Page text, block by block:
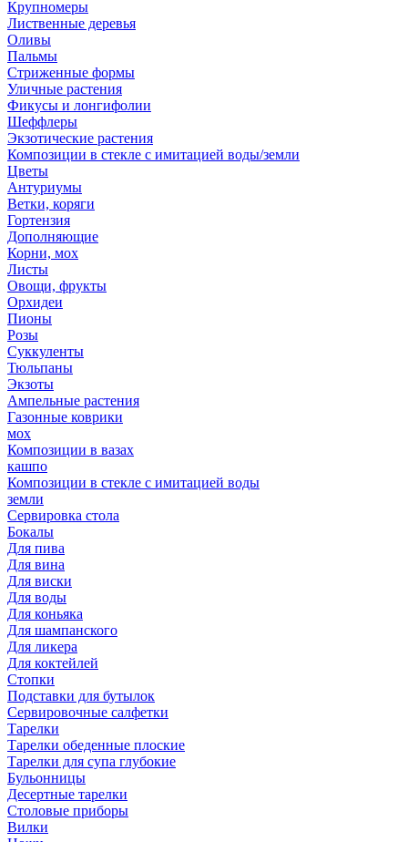
Крупномеры
Лиственные деревья
Оливы
Пальмы
Стриженные формы
Уличные растения
Фикусы и лонгифолии
Шеффлеры
Экзотические растения
Композиции в стекле с имитацией воды/земли
Цветы
Антуриумы
Ветки, коряги
Гортензия
Дополняющие
Корни, мох
Листы
Овощи, фрукты
Орхидеи
Пионы
Розы
Суккуленты
Тюльпаны
Экзоты
Ампельные растения
Газонные коврики
мох
Композиции в вазах
кашпо
Композиции в стекле с имитацией воды
земли
Сервировка стола
Бокалы
Для пива
Для вина
Для виски
Для воды
Для коньяка
Для шампанского
Для ликера
Для коктейлей
Стопки
Подставки для бутылок
Сервировочные салфетки
Тарелки
Тарелки обеденные плоские
Тарелки для супа глубокие
Бульонницы
Десертные тарелки
Столовые приборы
Вилки